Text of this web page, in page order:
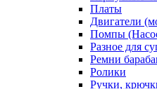
Платы
Двигатели
Помпы
Разное для
Ремни
Ролики
Ручки,